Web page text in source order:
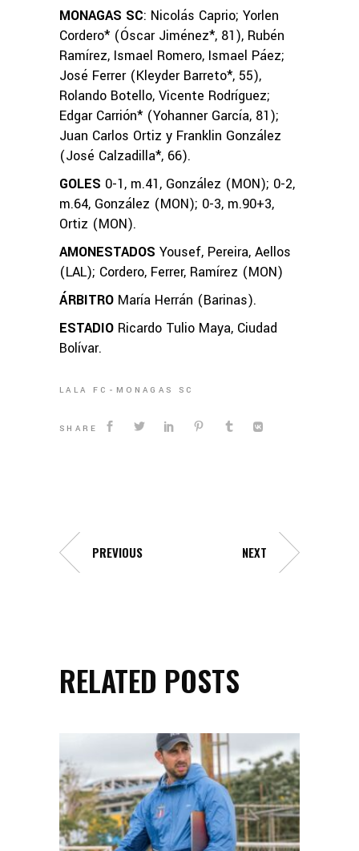
MONAGAS SC: Nicolás Caprio; Yorlen
Cordero* (Óscar Jiménez*, 81), Rubén
Ramírez, Ismael Romero, Ismael Páez;
José Ferrer (Kleyder Barreto*, 55),
Rolando Botello, Vicente Rodríguez;
Edgar Carrión* (Yohanner García, 81);
Juan Carlos Ortiz y Franklin González
(José Calzadilla*, 66).
GOLES 0-1, m.41, González (MON); 0-2,
m.64, González (MON); 0-3, m.90+3,
Ortiz (MON).
AMONESTADOS Yousef, Pereira, Aellos
(LAL); Cordero, Ferrer, Ramírez (MON)
ÁRBITRO María Herrán (Barinas).
ESTADIO Ricardo Tulio Maya, Ciudad
Bolívar.
LALA FC MONAGAS SC
SHARE
PREVIOUS NEXT
RELATED POSTS